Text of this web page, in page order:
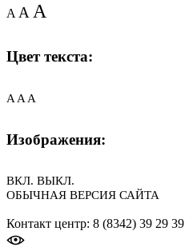
AAA
Цвет текста:
A A A
Изображения:
ВКЛ. ВЫКЛ.
ОБЫЧНАЯ ВЕРСИЯ САЙТА
Контакт центр: 8 (8342) 39 29 39